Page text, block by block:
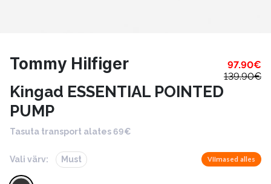
Tommy Hilfiger 97.90€
139.90€
Kingad ESSENTIAL POINTED
PUMP
Tasuta transport alates 69€
Vali värv: Must Viimased alles